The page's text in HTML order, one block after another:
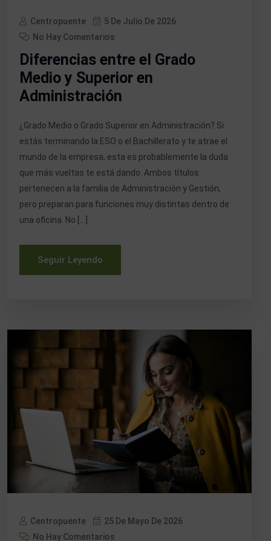
Centropuente
5 De Julio De 2026
No Hay Comentarios
Diferencias entre el Grado
Medio y Superior en
Administración
¿Grado Medio o Grado Superior en Administración? Si
estás terminando la ESO o el Bachillerato y te atrae el
mundo de la empresa, esta es probablemente la duda
que más vueltas te está dando. Ambos títulos
pertenecen a la familia de Administración y Gestión,
pero preparan para funciones muy distintas dentro de
una oficina. No […]
Seguir Leyendo
Centropuente
25 De Mayo De 2026
No Hay Comentarios